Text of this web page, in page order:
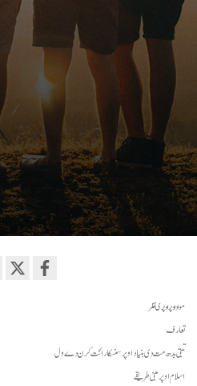
مواد اوپر اوپری نظر
تعارف
تبتی بدھ مت دی بنیاد اوپر سنسکار اُنّت کرن دے ول
اسلام اوپر مبنی طریقے